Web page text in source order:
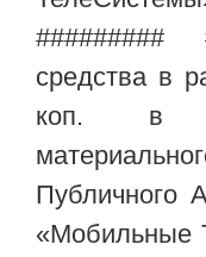
#########
средства в
коп. в
Публичного
«Мобильные